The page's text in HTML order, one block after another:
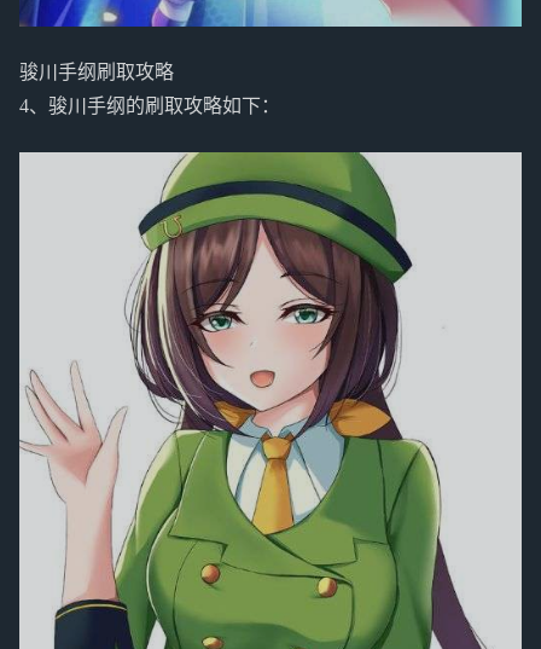
骏川手纲刷取攻略
4、骏川手纲的刷取攻略如下：